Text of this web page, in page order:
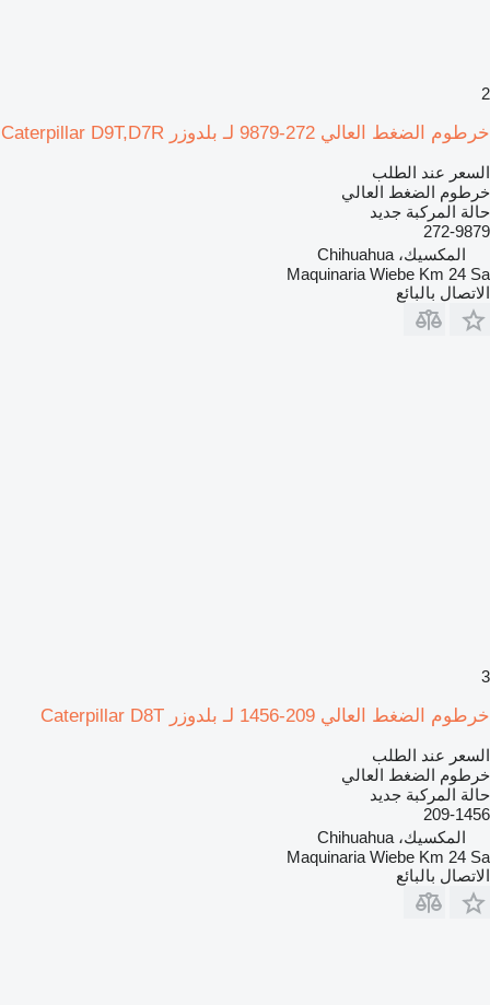
2
خرطوم الضغط العالي 272-9879 لـ بلدوزر Caterpillar D9T,D7R
السعر عند الطلب
خرطوم الضغط العالي
حالة المركبة جديد
272-9879
المكسيك، Chihuahua
Maquinaria Wiebe Km 24 Sa
الاتصال بالبائع
3
خرطوم الضغط العالي 209-1456 لـ بلدوزر Caterpillar D8T
السعر عند الطلب
خرطوم الضغط العالي
حالة المركبة جديد
209-1456
المكسيك، Chihuahua
Maquinaria Wiebe Km 24 Sa
الاتصال بالبائع